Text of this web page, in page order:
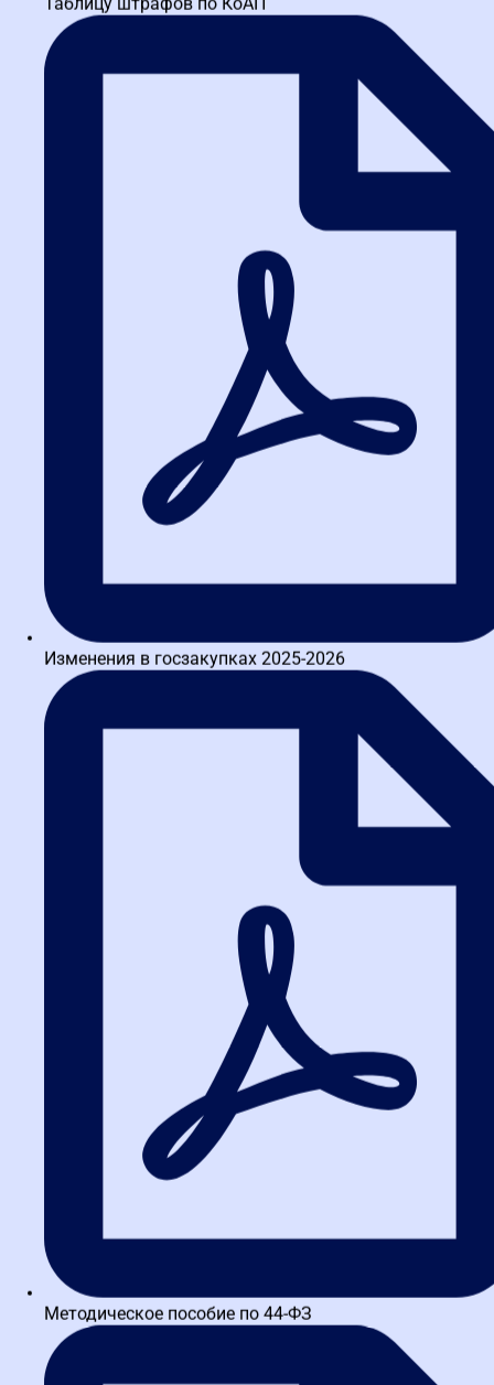
Изменения в госзакупках 2025-2026
Методическое пособие по 44-ФЗ
Красноярская школа закупок
ИНН 3664229682 КПП 366401001 ОГРН 1173600010121
пр. Мира, д. 80а, Красноярск